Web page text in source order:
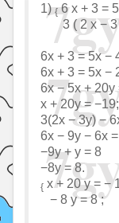
1){6 x + 3 =
3 ( 2 x − 3
6x + 3 = 5x −
6x + 3 = 5x −
6x − 5x + 20y
x + 20y = −19;
3(2x − 3y) −
6x − 9y − 6x
−9y + y = 8
−8y = 8.
{ x + 20 y = −
− 8 y = 8 ;